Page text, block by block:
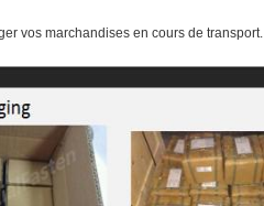
vos marchandises en cours de transport.